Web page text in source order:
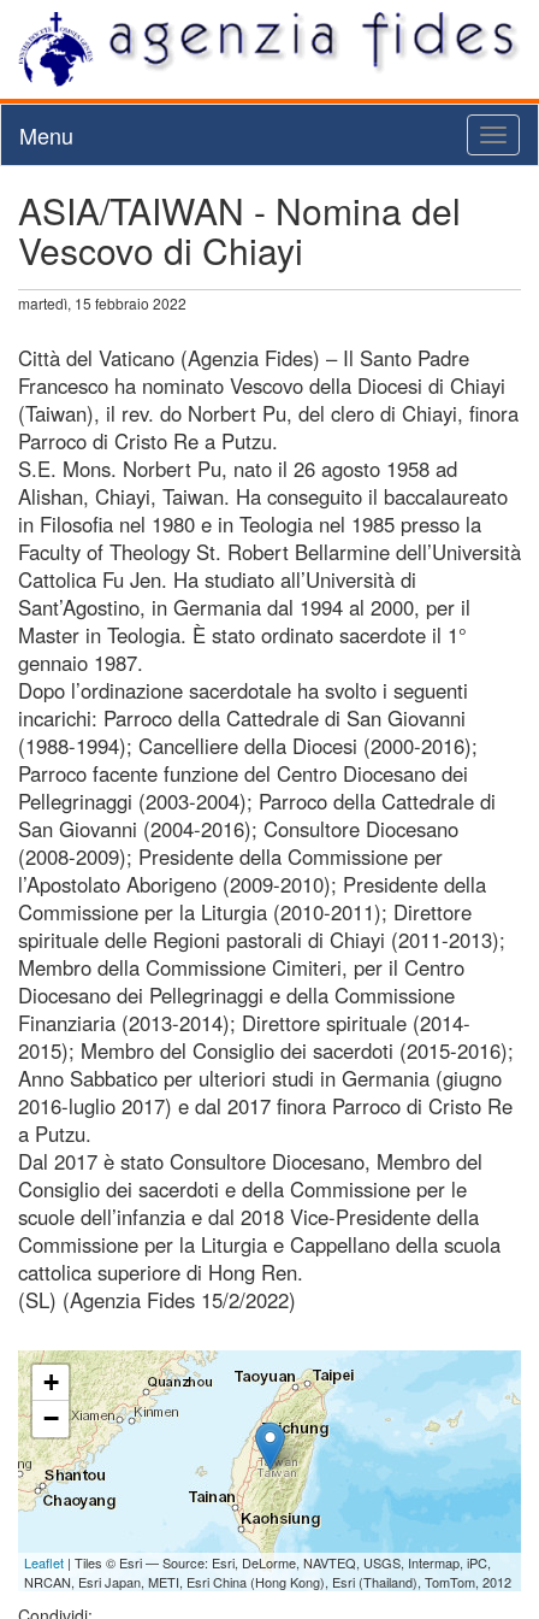
Menu
ASIA/TAIWAN - Nomina del
Vescovo di Chiayi
martedì, 15 febbraio 2022
Città del Vaticano (Agenzia Fides) – Il Santo Padre
Francesco ha nominato Vescovo della Diocesi di Chiayi
(Taiwan), il rev. do Norbert Pu, del clero di Chiayi, finora
Parroco di Cristo Re a Putzu.
S.E. Mons. Norbert Pu, nato il 26 agosto 1958 ad
Alishan, Chiayi, Taiwan. Ha conseguito il baccalaureato
in Filosofia nel 1980 e in Teologia nel 1985 presso la
Faculty of Theology St. Robert Bellarmine dell’Università
Cattolica Fu Jen. Ha studiato all’Università di
Sant’Agostino, in Germania dal 1994 al 2000, per il
Master in Teologia. È stato ordinato sacerdote il 1°
gennaio 1987.
Dopo l’ordinazione sacerdotale ha svolto i seguenti
incarichi: Parroco della Cattedrale di San Giovanni
(1988-1994); Cancelliere della Diocesi (2000-2016);
Parroco facente funzione del Centro Diocesano dei
Pellegrinaggi (2003-2004); Parroco della Cattedrale di
San Giovanni (2004-2016); Consultore Diocesano
(2008-2009); Presidente della Commissione per
l’Apostolato Aborigeno (2009-2010); Presidente della
Commissione per la Liturgia (2010-2011); Direttore
spirituale delle Regioni pastorali di Chiayi (2011-2013);
Membro della Commissione Cimiteri, per il Centro
Diocesano dei Pellegrinaggi e della Commissione
Finanziaria (2013-2014); Direttore spirituale (2014-
2015); Membro del Consiglio dei sacerdoti (2015-2016);
Anno Sabbatico per ulteriori studi in Germania (giugno
2016-luglio 2017) e dal 2017 finora Parroco di Cristo Re
a Putzu.
Dal 2017 è stato Consultore Diocesano, Membro del
Consiglio dei sacerdoti e della Commissione per le
scuole dell’infanzia e dal 2018 Vice-Presidente della
Commissione per la Liturgia e Cappellano della scuola
cattolica superiore di Hong Ren.
(SL) (Agenzia Fides 15/2/2022)
+
−
Leaflet | Tiles © Esri — Source: Esri, DeLorme, NAVTEQ, USGS, Intermap, iPC,
NRCAN, Esri Japan, METI, Esri China (Hong Kong), Esri (Thailand), TomTom, 2012